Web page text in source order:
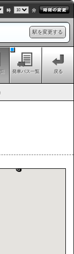
時 分
駅を変更する
発車バス一覧 戻る